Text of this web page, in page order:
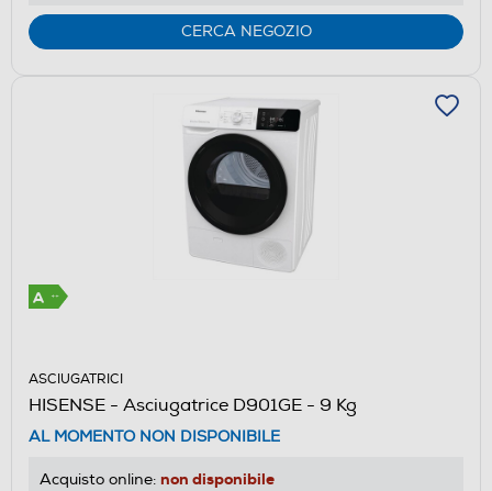
Youreko.
CERCA NEGOZIO
ASCIUGATRICI
HISENSE - Asciugatrice D901GE - 9 Kg
AL MOMENTO NON DISPONIBILE
Acquisto online: non disponibile